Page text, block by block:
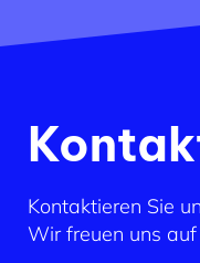
Kontaktieren Sie
Wir freuen uns auf